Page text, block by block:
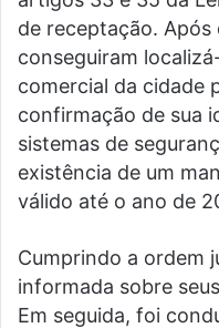
de receptação. Após
conseguiram
comercial da cidade
confirmação de sua
sistemas de
existência de um
válido até o ano de
Cumprindo a ordem
informada sobre
Em seguida, foi